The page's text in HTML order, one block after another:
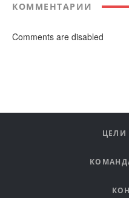
КОММЕНТАРИИ
Comments are disabled
ЦЕЛИ